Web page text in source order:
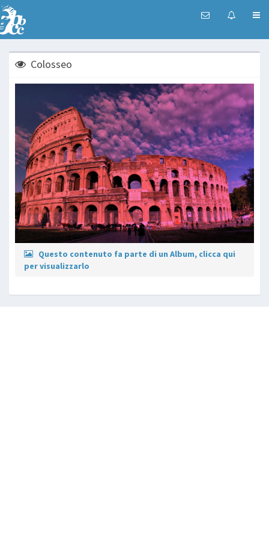
Colosseo
Questo contenuto fa parte di un Album, clicca qui
per visualizzarlo